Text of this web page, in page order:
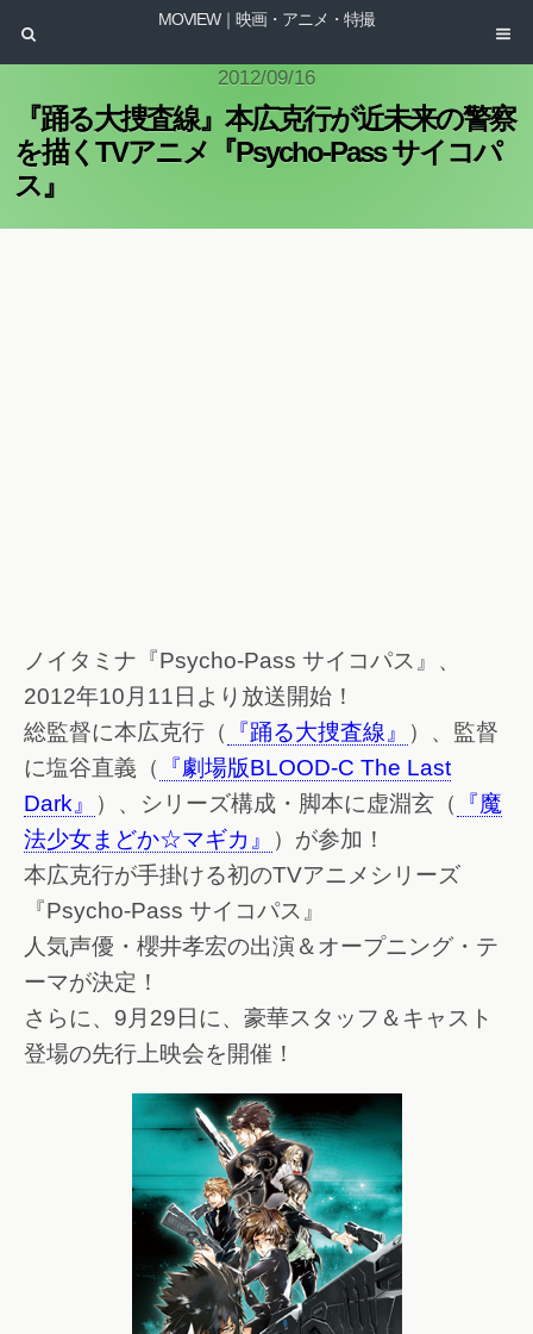
MOVIEW｜映画・アニメ・特撮
2012/09/16
『踊る大捜査線』本広克行が近未来の警察
を描くTVアニメ『Psycho-Pass サイコパ
ス』
ノイタミナ『Psycho-Pass サイコパス』、
2012年10月11日より放送開始！
総監督に本広克行（
『踊る大捜査線』
）、監督
に塩谷直義（
『劇場版BLOOD-C The Last
Dark』
）、シリーズ構成・脚本に虚淵玄（
『魔
法少女まどか☆マギカ』
）が参加！
本広克行が手掛ける初のTVアニメシリーズ
『Psycho-Pass サイコパス』
人気声優・櫻井孝宏の出演＆オープニング・テ
ーマが決定！
さらに、9月29日に、豪華スタッフ＆キャスト
登場の先行上映会を開催！